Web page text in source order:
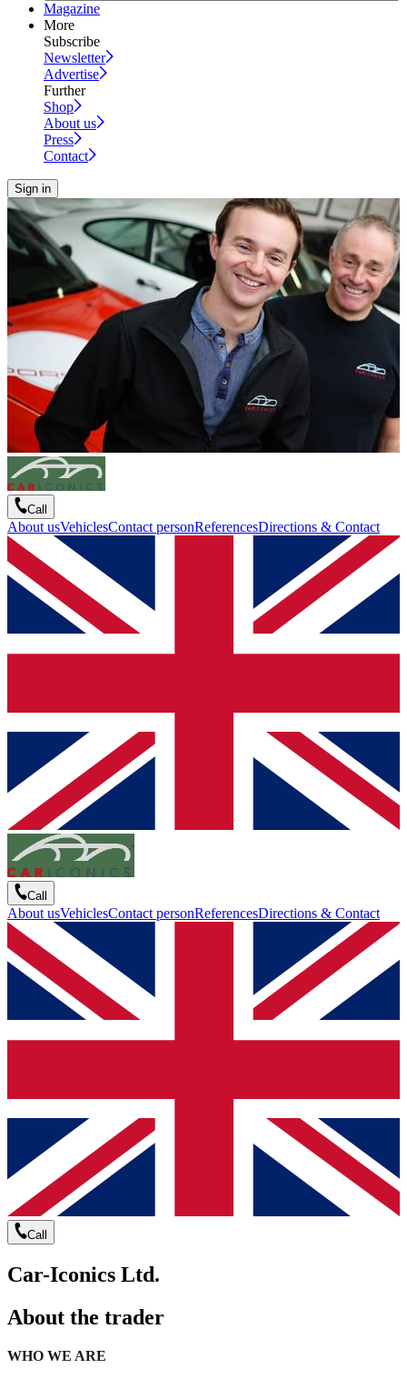
Magazine
More
Subscribe
Newsletter
Advertise
Further
Shop
About us
Press
Contact
Sign in
Call
About usVehiclesContact personReferencesDirections & Contact
Call
About usVehiclesContact personReferencesDirections & Contact
Call
Car-Iconics Ltd.
About the trader
WHO WE ARE